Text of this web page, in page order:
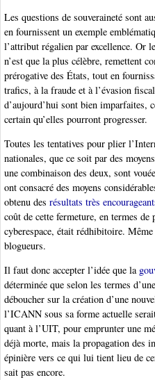
Les questions de souveraineté sont
en fournissent un exemple
l’attribut régalien par excellence. Or
n’est que la plus célèbre, remettent
prérogative des États, tout en
trafics, à la fraude et à l’évasion
d’aujourd’hui sont bien imparfaites,
certain qu’elles pourront progresser.
Toutes les tentatives pour plier
nationales, que ce soit par des
une combinaison des deux, sont
ont consacré des moyens
obtenu des résultats très
coût de cette fermeture, en termes de
cyberespace, était rédhibitoire.
blogueurs.
Il faut donc accepter l’idée que la
déterminée que selon les termes
déboucher sur la création d’une
l’ICANN sous sa forme actuelle
quant à l’UIT, pour emprunter une
déjà morte, mais la propagation des
épinière vers ce qui lui tient lieu de
sait pas encore.